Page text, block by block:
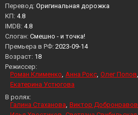
Перевод: Оригинальная дорожка
KП: 4.8
IMDB: 4.8
Слоган: Смешно - и точка!
Премьера в РФ: 2023-09-14
Возраст: 18
Режиссер:
Роман Клименко Анна Рокс Олег Попов
Екатерина Устюгова
В ролях:
Галина Стаханова Виктор Добронравов